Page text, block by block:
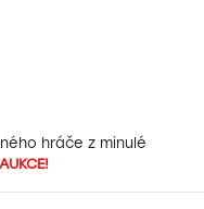
hráče z minulé